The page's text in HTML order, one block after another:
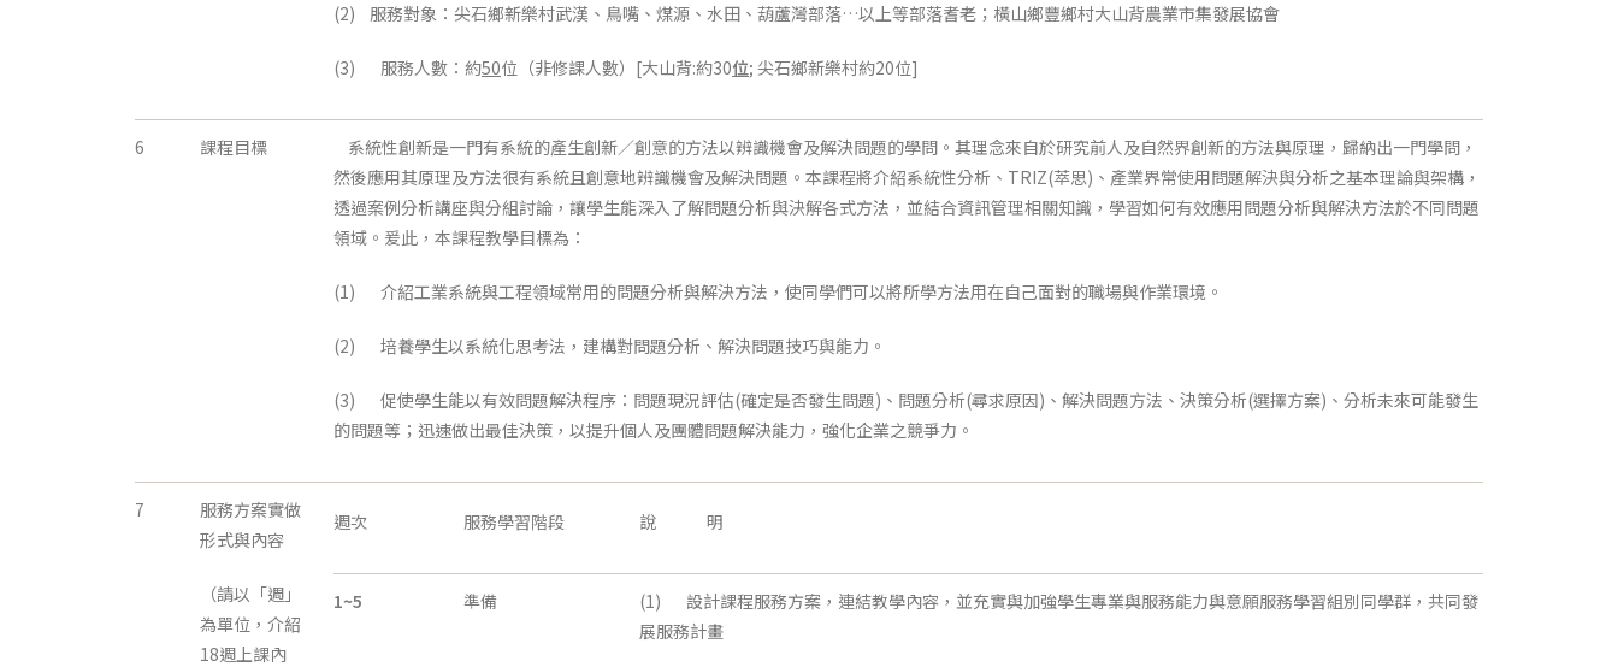
(2) 服務對象：尖石鄉新樂村武漢、鳥嘴、煤源、水田、葫蘆灣部落…以上等部落耆老；橫山鄉豐鄉村大山背農業市集發展協會
(3) 服務人數：約50位（非修課人數）[大山背:約30位; 尖石鄉新樂村約20位]
6 課程目標
系統性創新是一門有系統的產生創新／創意的方法以辨識機會及解決問題的學問。其理念來自於研究前人及自然界創新的方法與原理，歸納出一門學問，
然後應用其原理及方法很有系統且創意地辨識機會及解決問題。本課程將介紹系統性分析、TRIZ(萃思)、產業界常使用問題解決與分析之基本理論與架構，
透過案例分析講座與分組討論，讓學生能深入了解問題分析與決解各式方法，並結合資訊管理相關知識，學習如何有效應用問題分析與解決方法於不同問題
領域。爰此，本課程教學目標為：
(1) 介紹工業系統與工程領域常用的問題分析與解決方法，使同學們可以將所學方法用在自己面對的職場與作業環境。
(2) 培養學生以系統化思考法，建構對問題分析、解決問題技巧與能力。
(3) 促使學生能以有效問題解決程序：問題現況評估(確定是否發生問題)、問題分析(尋求原因)、解決問題方法、決策分析(選擇方案)、分析未來可能發生
的問題等；迅速做出最佳決策，以提升個人及團體問題解決能力，強化企業之競爭力。
7
服務方案實做
形式與內容
（請以「週」
為單位，介紹
18週上課內
週次 服務學習階段 說 明
1~5 準備
(1) 設計課程服務方案，連結教學內容，並充實與加強學生專業與服務能力與意願服務學習組別同學群，共同發
展服務計畫